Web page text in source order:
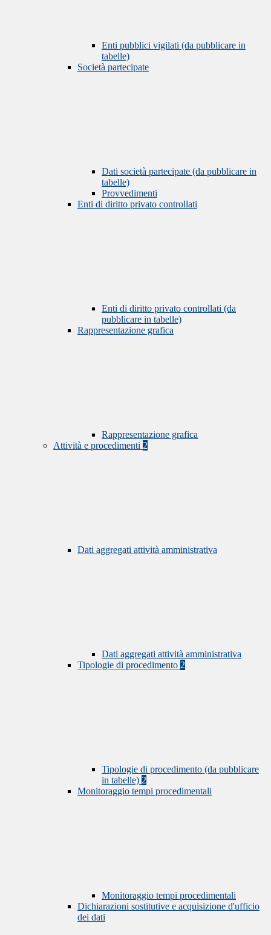
Enti pubblici vigilati (da pubblicare in
tabelle)
Società partecipate
Dati società partecipate (da pubblicare in
tabelle)
Provvedimenti
Enti di diritto privato controllati
Enti di diritto privato controllati (da
pubblicare in tabelle)
Rappresentazione grafica
Rappresentazione grafica
Attività e procedimenti 2
Dati aggregati attività amministrativa
Dati aggregati attività amministrativa
Tipologie di procedimento 2
Tipologie di procedimento (da pubblicare
in tabelle) 2
Monitoraggio tempi procedimentali
Monitoraggio tempi procedimentali
Dichiarazioni sostitutive e acquisizione d'ufficio
dei dati